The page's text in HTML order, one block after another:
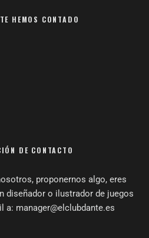
HEMOS CONTADO
DE CONTACTO
proponernos algo, eres
diseñador o ilustrador de juegos
a: manager@elclubdante.es